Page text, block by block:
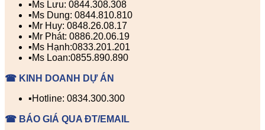
▪️Ms Lưu: 0844.308.308
▪️Ms Dung: 0844.810.810
▪️Mr Huy: 0848.26.08.17
▪️Mr Phát: 0886.20.06.19
▪️Ms Hạnh:0833.201.201
▪️Ms Loan:0855.890.890
☎ KINH DOANH DỰ ÁN
▪️Hotline: 0834.300.300
☎ BÁO GIÁ QUA ĐT/EMAIL